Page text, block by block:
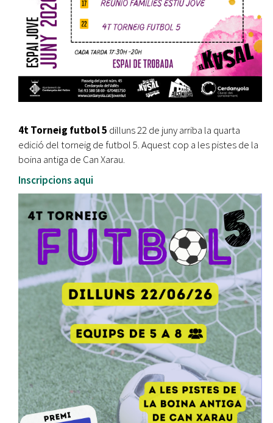
4t Torneig futbol 5 dilluns 22 de juny arriba la quarta
edició del torneig de futbol 5. Aquest cop a les pistes de la
boina antiga de Can Xarau.
Inscripcions aqui